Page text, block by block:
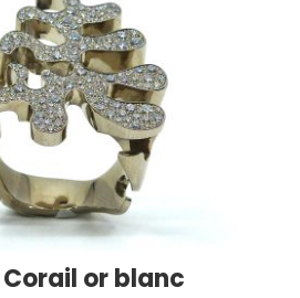
or blanc